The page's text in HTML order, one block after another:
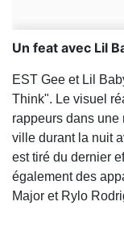
Un feat avec Lil
EST Gee et Lil
Think". Le visuel
rappeurs dans une
ville durant la nuit
est tiré du dernier
également des
Major et Rylo